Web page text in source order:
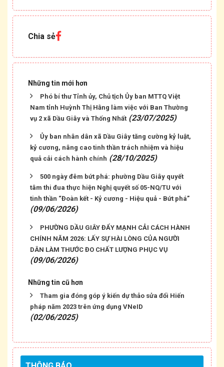
Chia sẻ
Những tin mới hơn
Phó bí thư Tỉnh ủy, Chủ tịch Ủy ban MTTQ Việt
Nam tỉnh Huỳnh Thị Hằng làm việc với Ban Thường
vụ 2 xã Dầu Giây và Thống Nhất (23/07/2025)
Ủy ban nhân dân xã Dầu Giây tăng cường kỷ luật,
kỷ cương, nâng cao tinh thần trách nhiệm và hiệu
quả cải cách hành chính (28/10/2025)
500 ngày đêm bứt phá: phường Dầu Giây quyết
tâm thi đua thực hiện Nghị quyết số 05-NQ/TU với
tinh thần “Đoàn kết - Kỷ cương - Hiệu quả - Bứt phá”
(09/06/2026)
PHƯỜNG DẦU GIÂY ĐẨY MẠNH CẢI CÁCH HÀNH
CHÍNH NĂM 2026: LẤY SỰ HÀI LÒNG CỦA NGƯỜI
DÂN LÀM THƯỚC ĐO CHẤT LƯỢNG PHỤC VỤ
(09/06/2026)
Những tin cũ hơn
Tham gia đóng góp ý kiến dự thảo sửa đổi Hiến
pháp năm 2023 trên ứng dụng VNeID
(02/06/2025)
chứng nhận quyền sử dụng đất của ông Đỗ Thành
Kính và bà Trần Thị Yến
Thông báo Niêm yết công khai Văn bản phân chia
giá tài sản trên địa bàn phường Dầu Giây (Tháng